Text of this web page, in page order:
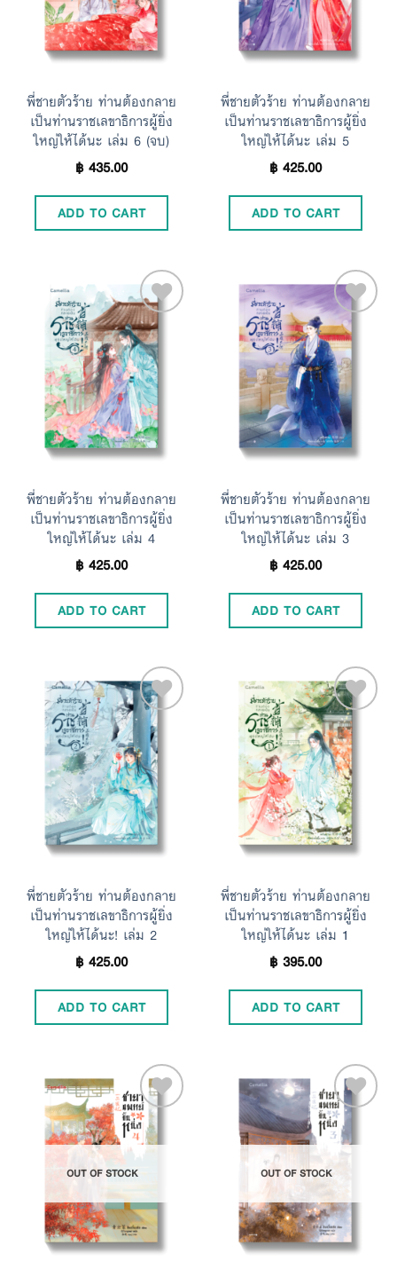
พี่ชายตัวร้าย ท่านต้องกลาย
เป็นท่านราชเลขาธิการผู้ยิ่ง
ใหญ่ให้ได้นะ เล่ม 6 (จบ)
฿435.00
ADD TO CART
พี่ชายตัวร้าย ท่านต้องกลาย
เป็นท่านราชเลขาธิการผู้ยิ่ง
ใหญ่ให้ได้นะ เล่ม 5
฿425.00
ADD TO CART
Add to
Wishlist
พี่ชายตัวร้าย ท่านต้องกลาย
เป็นท่านราชเลขาธิการผู้ยิ่ง
ใหญ่ให้ได้นะ เล่ม 4
฿425.00
ADD TO CART
Add to
Wishlist
พี่ชายตัวร้าย ท่านต้องกลาย
เป็นท่านราชเลขาธิการผู้ยิ่ง
ใหญ่ให้ได้นะ เล่ม 3
฿425.00
ADD TO CART
Add to
Wishlist
พี่ชายตัวร้าย ท่านต้องกลาย
เป็นท่านราชเลขาธิการผู้ยิ่ง
ใหญ่ให้ได้นะ! เล่ม 2
฿425.00
ADD TO CART
Add to
Wishlist
พี่ชายตัวร้าย ท่านต้องกลาย
เป็นท่านราชเลขาธิการผู้ยิ่ง
ใหญ่ให้ได้นะ เล่ม 1
฿395.00
ADD TO CART
OUT OF STOCK OUT OF STOCK